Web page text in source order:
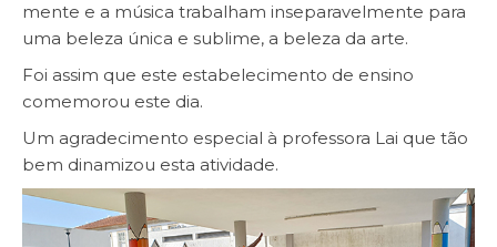
mente e a música trabalham inseparavelmente para
uma beleza única e sublime, a beleza da arte.
Foi assim que este estabelecimento de ensino
comemorou este dia.
Um agradecimento especial à professora Lai que tão
bem dinamizou esta atividade.